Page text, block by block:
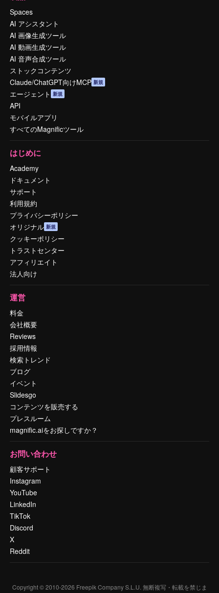
Spaces
AI アシスタント
AI 画像生成ツール
AI 動画生成ツール
AI 音声合成ツール
ストックコンテンツ
Claude/ChatGPT向けMCP 新規
エージェント 新規
API
モバイルアプリ
すべてのMagnificツール
はじめに
Academy
ドキュメント
サポート
利用規約
プライバシーポリシー
オリジナル 新規
クッキーポリシー
トラストセンター
アフィリエイト
法人向け
運営
料金
会社概要
Reviews
採用情報
検索トレンド
ブログ
イベント
Slidesgo
コンテンツを販売する
プレスルーム
magnific.aiをお探しですか？
お問い合わせ
顧客サポート
Instagram
YouTube
LinkedIn
TikTok
Discord
X
Reddit
Copyright © 2010-2026 Freepik Company S.L.U. 無断複写・転載を禁じま